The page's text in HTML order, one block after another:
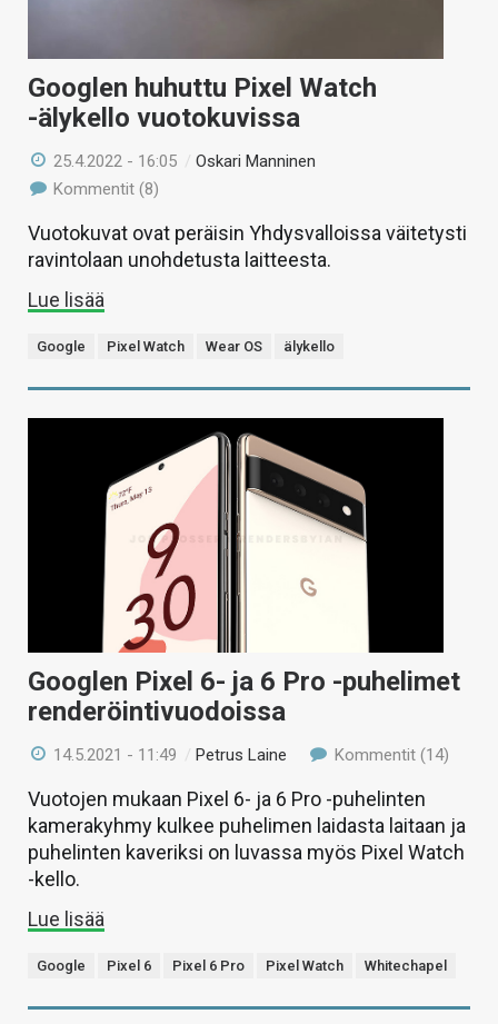
Googlen huhuttu Pixel Watch
-älykello vuotokuvissa
25.4.2022 - 16:05 /Oskari Manninen
Kommentit (8)
Vuotokuvat ovat peräisin Yhdysvalloissa väitetysti
ravintolaan unohdetusta laitteesta.
Lue lisää
Google Pixel Watch Wear OS älykello
Googlen Pixel 6- ja 6 Pro -puhelimet
renderöintivuodoissa
14.5.2021 - 11:49 /Petrus Laine Kommentit (14)
Vuotojen mukaan Pixel 6- ja 6 Pro -puhelinten
kamerakyhmy kulkee puhelimen laidasta laitaan ja
puhelinten kaveriksi on luvassa myös Pixel Watch
-kello.
Lue lisää
Google Pixel 6 Pixel 6 Pro Pixel Watch Whitechapel